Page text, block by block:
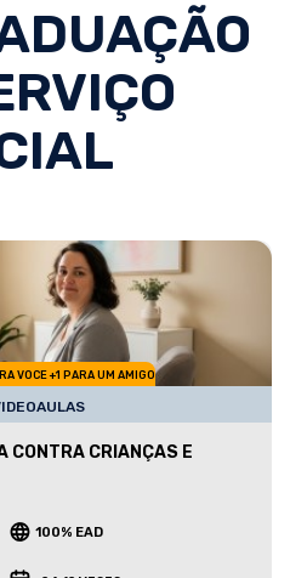
VOCE +1 PARA UM AMIGO
CONTRA CRIANÇAS E
100% EAD